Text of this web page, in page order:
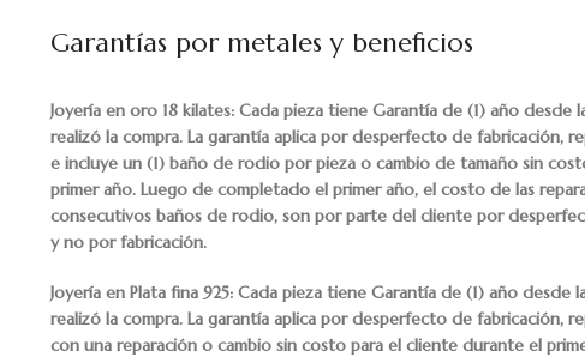
Garantías por metales y beneficios
Joyería en oro 18 kilates: Cada pieza tiene Garantía de (1) año desde
realizó la compra. La garantía aplica por desperfecto de fabricación,
e incluye un (1) baño de rodio por pieza o cambio de tamaño sin
primer año. Luego de completado el primer año, el costo de las
consecutivos baños de rodio, son por parte del cliente por
y no por fabricación.
Joyería en Plata fina 925: Cada pieza tiene Garantía de (1) año desde
realizó la compra. La garantía aplica por desperfecto de fabricación,
con una reparación o cambio sin costo para el cliente durante el